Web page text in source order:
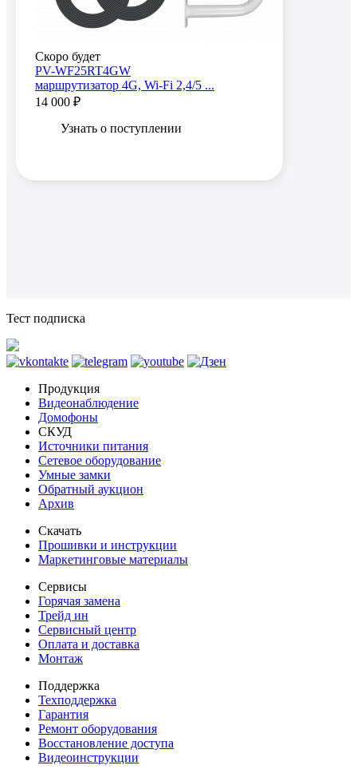
Скоро будет
PV-WF25RT4GW
маршрутизатор 4G, Wi-Fi 2,4/5 ...
14 000 ₽
Узнать о поступлении
Тест подписка
Продукция
Видеонаблюдение
Домофоны
СКУД
Источники питания
Сетевое оборудование
Умные замки
Обратный аукцион
Архив
Скачать
Прошивки и инструкции
Маркетинговые материалы
Сервисы
Горячая замена
Трейд ин
Сервисный центр
Оплата и доставка
Монтаж
Поддержка
Техподдержка
Гарантия
Ремонт оборудования
Восстановление доступа
Видеоинструкции